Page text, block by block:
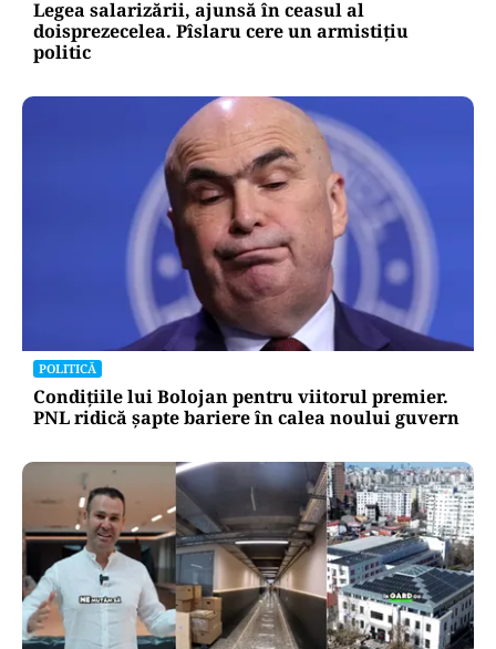
Legea salarizării, ajunsă în ceasul al
doisprezecelea. Pîslaru cere un armistițiu
politic
POLITICĂ
Condițiile lui Bolojan pentru viitorul premier.
PNL ridică șapte bariere în calea noului guvern